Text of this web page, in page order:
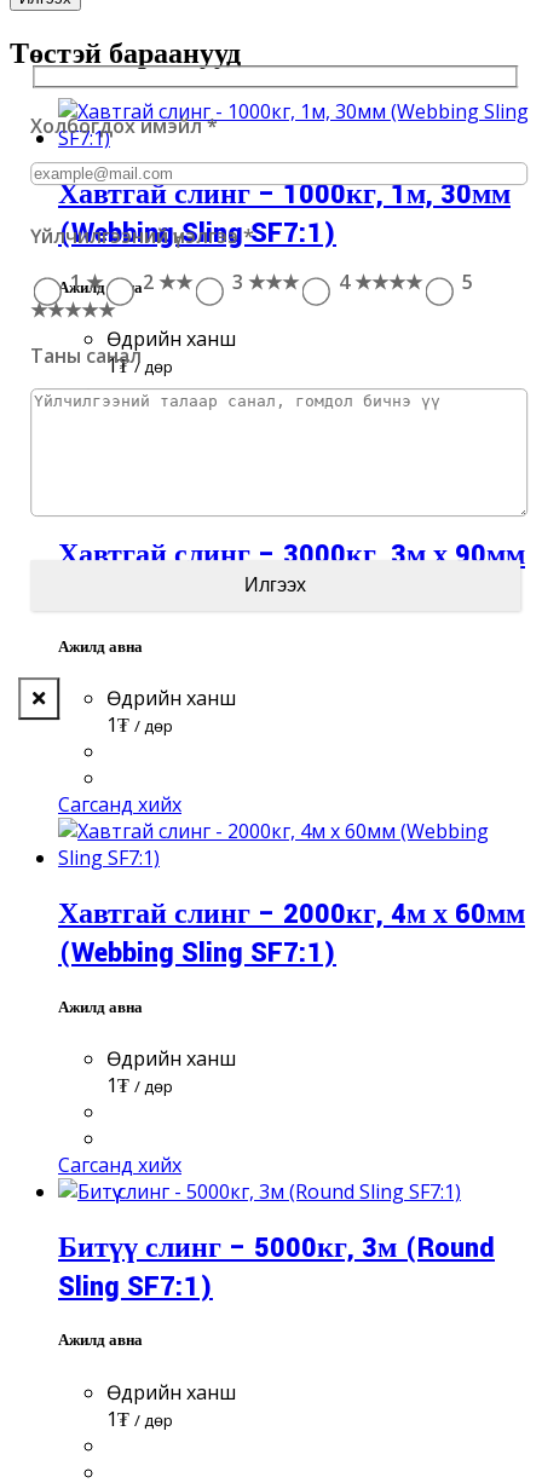
Төстэй бараанууд
Хавтгай слинг – 1000кг, 1м, 30мм
(Webbing Sling SF7:1)
Ажилд авна
Өдрийн ханш
1₮ / Өдөр
Хавтгай слинг – 3000кг, 3м х 90мм
(Webbing Sling SF7:1)
Ажилд авна
Өдрийн ханш
1₮ / Өдөр
Сагсанд хийх
Хавтгай слинг – 2000кг, 4м х 60мм
(Webbing Sling SF7:1)
Ажилд авна
Өдрийн ханш
1₮ / Өдөр
Сагсанд хийх
Битүү слинг – 5000кг, 3м (Round
Sling SF7:1)
Ажилд авна
Өдрийн ханш
1₮ / Өдөр
Холбогдох имэйл*
Үйлчилгээний үнэлгээ*
1 ★
2 ★★ 3 ★★★ 4 ★★★★
5
★★★★★
Таны санал